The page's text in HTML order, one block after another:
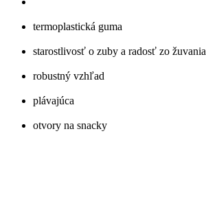
termoplastická guma
starostlivosť o zuby a radosť zo žuvania
robustný vzhľad
plávajúca
otvory na snacky